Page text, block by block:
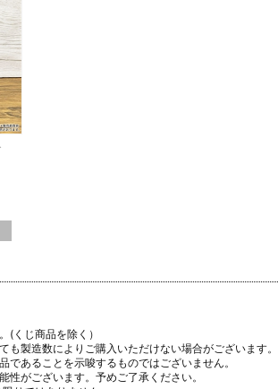
(くじ商品を除く）
製造数によりご購入いただけない場合がございます。
あることを示唆するものではございません。
がございます。予めご了承ください。